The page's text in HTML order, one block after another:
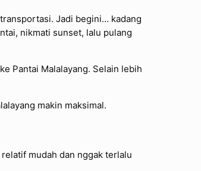
Jadi begini… kadang
nikmati sunset, lalu pulang
Pantai Malalayang. Selain lebih
makin maksimal.
mudah dan nggak terlalu